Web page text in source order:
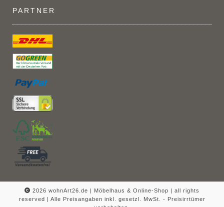
PARTNER
2026 wohnArt26.de | Möbelhaus & Online-Shop | all rights
reserved | Alle Preisangaben inkl. gesetzl. MwSt. - Preisirrtümer